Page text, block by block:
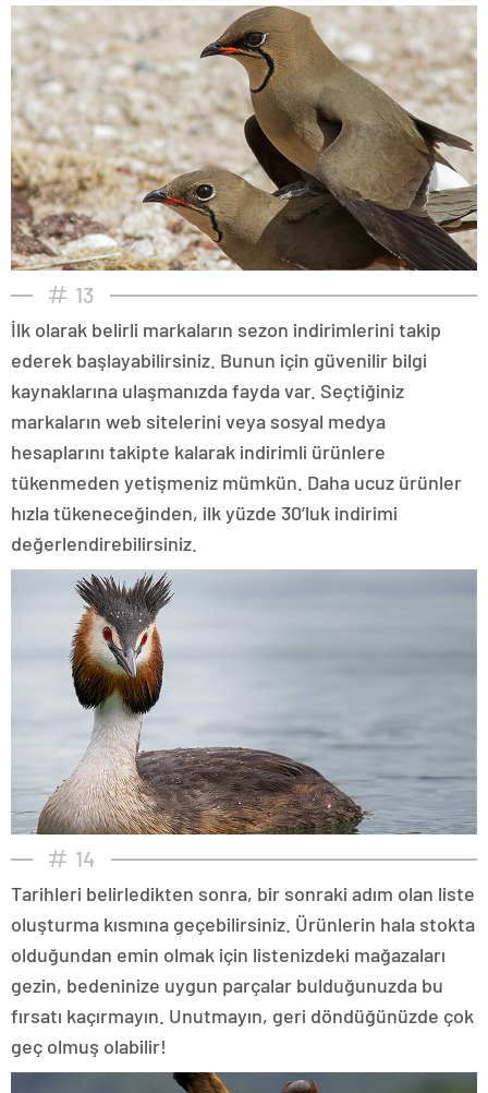
13
İlk olarak belirli markaların sezon indirimlerini takip
ederek başlayabilirsiniz. Bunun için güvenilir bilgi
kaynaklarına ulaşmanızda fayda var. Seçtiğiniz
markaların web sitelerini veya sosyal medya
hesaplarını takipte kalarak indirimli ürünlere
tükenmeden yetişmeniz mümkün. Daha ucuz ürünler
hızla tükeneceğinden, ilk yüzde 30’luk indirimi
değerlendirebilirsiniz.
14
Tarihleri belirledikten sonra, bir sonraki adım olan liste
oluşturma kısmına geçebilirsiniz. Ürünlerin hala stokta
olduğundan emin olmak için listenizdeki mağazaları
gezin, bedeninize uygun parçalar bulduğunuzda bu
fırsatı kaçırmayın. Unutmayın, geri döndüğünüzde çok
geç olmuş olabilir!